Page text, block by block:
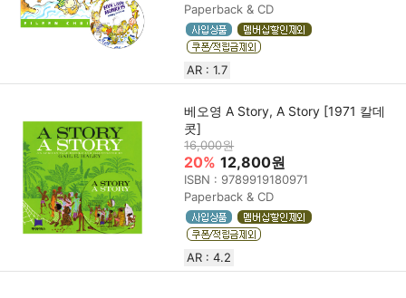
Paperback & CD
AR : 1.7
베오영 A Story, A Story [1971 칼데
콧]
16,000원
20% 12,800원
ISBN : 9789919180971
Paperback & CD
AR : 4.2